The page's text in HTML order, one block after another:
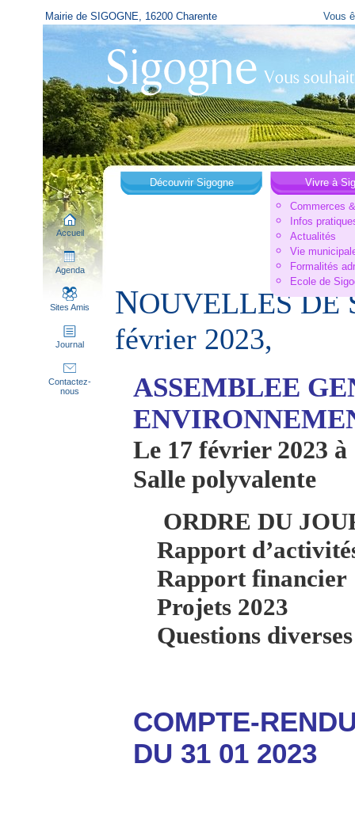
Mairie de SIGOGNE, 16200 Charente Vous
Accueil
Agenda
Sites Amis
Journal
Contactez-
nous
Découvrir Sigogne
Vivre à
Commerces
Infos
Actualités
Vie
Formalités
Ecole de
NOUVELLES DE
février 2023,
ASSEMBLEE
Le 17 février 2023 à
Salle polyvalente
ORDRE DU
Rapport
Rapport financier
Projets 2023
Questions diverses
COMPTE-
DU 31 01 2023